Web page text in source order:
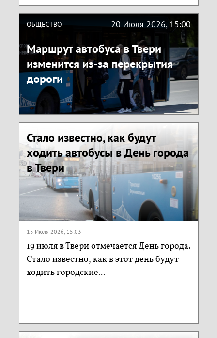
ОБЩЕСТВО 20 Июля 2026, 15:00
Маршрут автобуса в Твери
изменится из-за перекрытия
дороги
Стало известно, как будут
ходить автобусы в День города
в Твери
15 Июля 2026, 15:03
19 июля в Твери отмечается День города.
Стало известно, как в этот день будут
ходить городские...